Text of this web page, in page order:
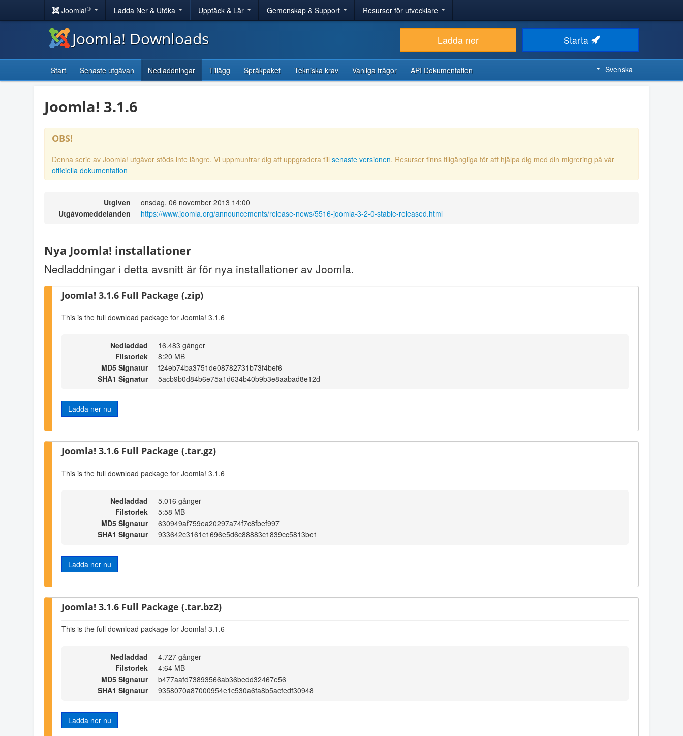
Joomla!® Ladda Ner & Utöka Upptäck & Lär Gemenskap & Support Resurser för utvecklare
Joomla! Downloads Ladda ner Starta
Start Senaste utgåvan Nedladdningar Tillägg Språkpaket Tekniska krav Vanliga frågor API Dokumentation Svenska
Joomla! 3.1.6
OBS!
Denna serie av Joomla! utgåvor stöds inte längre. Vi uppmuntrar dig att uppgradera till senaste versionen. Resurser finns tillgängliga för att hjälpa dig med din migrering på vår
officiella dokumentation
Utgiven
onsdag, 06 november 2013 14:00
Utgåvomeddelanden
https://www.joomla.org/announcements/release-news/5516-joomla-3-2-0-stable-released.html
Nya Joomla! installationer
Nedladdningar i detta avsnitt är för nya installationer av Joomla.
Joomla! 3.1.6 Full Package (.zip)
This is the full download package for Joomla! 3.1.6
Nedladdad
16.483 gånger
Filstorlek
8:20 MB
MD5 Signatur
f24eb74ba3751de08782731b73f4bef6
SHA1 Signatur
5acb9b0d84b6e75a1d634b40b9b3e8aabad8e12d
Ladda ner nu
Joomla! 3.1.6 Full Package (.tar.gz)
This is the full download package for Joomla! 3.1.6
Nedladdad
5.016 gånger
Filstorlek
5:58 MB
MD5 Signatur
630949af759ea20297a74f7c8fbef997
SHA1 Signatur
933642c3161c1696e5d6c88883c1839cc5813be1
Ladda ner nu
Joomla! 3.1.6 Full Package (.tar.bz2)
This is the full download package for Joomla! 3.1.6
Nedladdad
4.727 gånger
Filstorlek
4:64 MB
MD5 Signatur
b477aafd73893566ab36bedd32467e56
SHA1 Signatur
9358070a87000954e1c530a6fa8b5acfedf30948
Ladda ner nu